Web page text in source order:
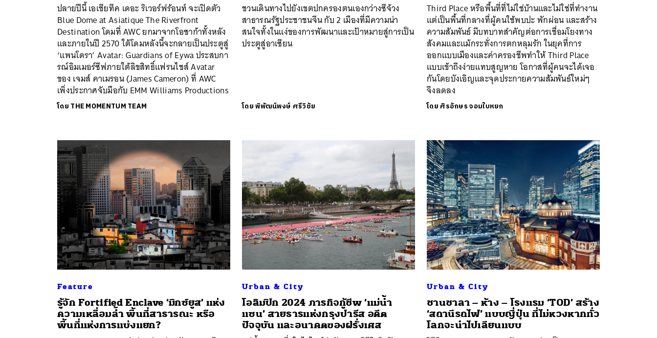
ปลายปีนี้ เอเชียทีค เดอะ ริเวอร์ฟร้อนท์ จะเปิดตัว
Blue Dome at Asiatique The Riverfront
Destination โดมที่ AWC ยกมาจากโอซาก้าทั้งหลัง
และภายในปี 2570 ใต้โดมหลังนี้จะกลายเป็นประตูสู่
‘แพนโดรา’ Avatar: Guardians of Eywa ประสบกา
รณ์อิมเมอร์ซีฟภายใต้ลิขสิทธิ์แฟรนไชส์ Avatar
ของ เจมส์ คาเมรอน (James Cameron) ที่ AWC
เพิ่งประกาศจับมือกับ EMM Williams Productions
โดย THE MOMENTUM TEAM
ชวนเดินทางไปยังเขตปกครองตนเองกว่างซีจ้วง
สาธารณรัฐประชาชนจีน กับ 2 เมืองที่มีความน่า
สนใจทั้งในแง่ของการพัฒนาและเป้าหมายสู่การเป็น
ประตูสู่อาเซียน
โดยพิพัฒน์พงษ์ ศรีวิชัย
Third Place หรือพื้นที่ที่ไม่ใช่บ้านและไม่ใช่ที่ทำงาน
แต่เป็นพื้นที่กลางที่ผู้คนใช้พบปะ พักผ่อน และสร้าง
ความสัมพันธ์ มีบทบาทสำคัญต่อการเชื่อมโยงทาง
สังคมและแม้กระทั่งการตกหลุมรัก ในยุคที่การ
ออกแบบเมืองและค่าครองชีพทำให้ Third Place
แบบเข้าถึงง่ายแทบสูญหาย โอกาสที่ผู้คนจะได้เจอ
กันโดยบังเอิญและจุดประกายความสัมพันธ์ใหม่ๆ
จึงลดลง
โดย ศิรอักษร จอมใบหยก
Feature
รู้จัก Fortified Enclave ‘มิกซ์ยูส’ แห่ง
ความเหลื่อมล้ำ พื้นที่สาธารณะ หรือ
พื้นที่แห่งการแบ่งแยก?
Urban & City
โอลิมปิก 2024 ภารกิจกู้ชีพ ‘แม่น้ำ
แซน’ สายธารแห่งกรุงปารีส อดีต
ปัจจุบัน และอนาคตของฝรั่งเศส
Urban & City
ชานชาลา – ห้าง – โรงแรม ‘TOD’ สร้าง
‘สถานีรถไฟ’ แบบญี่ปุ่น ที่ไม่หวงหากทั่ว
โลกจะนำไปเลียนแบบ